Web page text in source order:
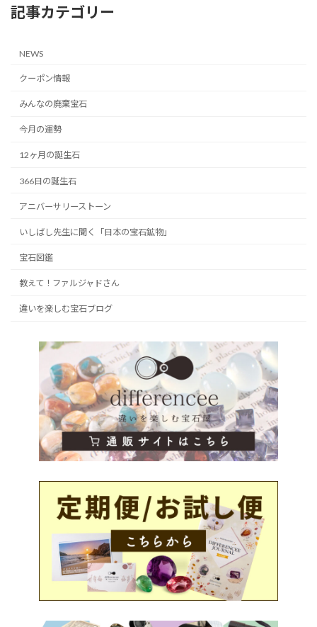
記事カテゴリー
NEWS
クーポン情報
みんなの廃棄宝石
今月の運勢
12ヶ月の誕生石
366日の誕生石
アニバーサリーストーン
いしばし先生に聞く「日本の宝石鉱物」
宝石図鑑
教えて！ファルジャドさん
違いを楽しむ宝石ブログ